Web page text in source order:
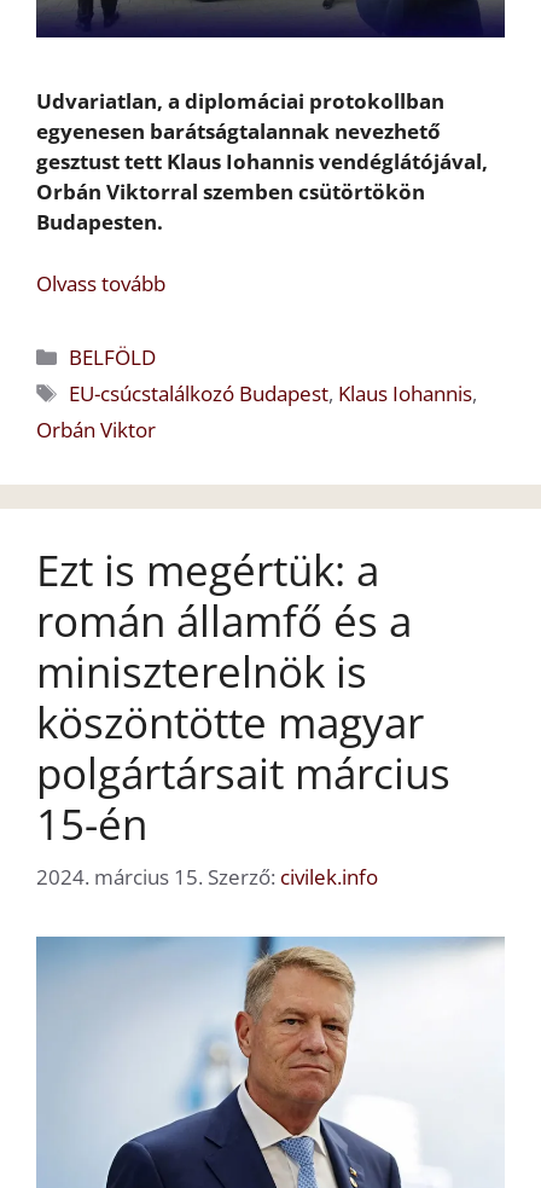
Udvariatlan, a diplomáciai protokollban
egyenesen barátságtalannak nevezhető
gesztust tett Klaus Iohannis vendéglátójával,
Orbán Viktorral szemben csütörtökön
Budapesten.
Olvass tovább
Kategória
BELFÖLD
Címkék
EU-csúcstalálkozó Budapest, Klaus Iohannis,
Orbán Viktor
Ezt is megértük: a
román államfő és a
miniszterelnök is
köszöntötte magyar
polgártársait március
15-én
2024. március 15. Szerző: civilek.info